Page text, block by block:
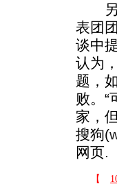
另
表团
谈中
认为
题，
败。“
家，
搜狗(
网页.